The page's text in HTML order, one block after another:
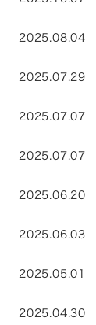
2025.08.04
2025.07.29
2025.07.07
2025.07.07
2025.06.20
2025.06.03
2025.05.01
2025.04.30